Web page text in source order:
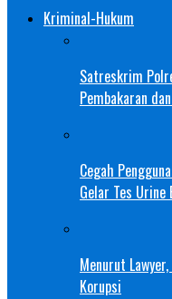
Kriminal-Hukum
Satreskrim
Pembakaran
Cegah
Gelar Tes Urine
Menurut
Korupsi